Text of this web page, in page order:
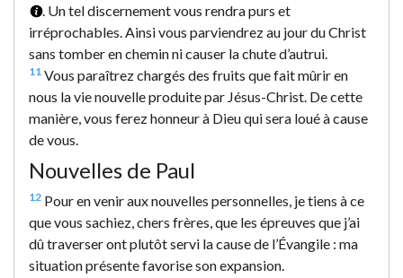
. Un tel discernement vous rendra purs et
irréprochables. Ainsi vous parviendrez au jour du Christ
sans tomber en chemin ni causer la chute d’autrui.
11 Vous paraîtrez chargés des fruits que fait mûrir en
nous la vie nouvelle produite par Jésus-Christ. De cette
manière, vous ferez honneur à Dieu qui sera loué à cause
de vous.
Nouvelles de Paul
12 Pour en venir aux nouvelles personnelles, je tiens à ce
que vous sachiez, chers frères, que les épreuves que j’ai
dû traverser ont plutôt servi la cause de l’Évangile : ma
situation présente favorise son expansion.